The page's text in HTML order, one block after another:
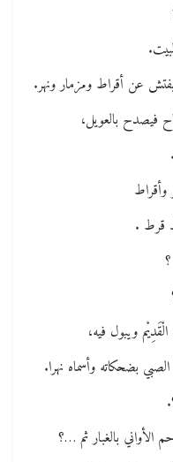
عن أقراط ومزمار ونهر.
فيصدح بالعويل،
قرط .
ويبول فيه،
بضحكاته وأسماه نهرا.
الأواني بالغبار ثم …؟